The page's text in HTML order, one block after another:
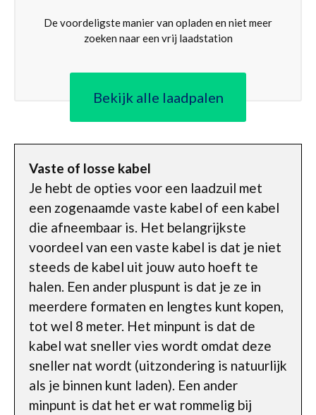
De voordeligste manier van opladen en niet meer
zoeken naar een vrij laadstation
Bekijk alle laadpalen
Vaste of losse kabel
Je hebt de opties voor een laadzuil met
een zogenaamde vaste kabel of een kabel
die afneembaar is. Het belangrijkste
voordeel van een vaste kabel is dat je niet
steeds de kabel uit jouw auto hoeft te
halen. Een ander pluspunt is dat je ze in
meerdere formaten en lengtes kunt kopen,
tot wel 8 meter. Het minpunt is dat de
kabel wat sneller vies wordt omdat deze
sneller nat wordt (uitzondering is natuurlijk
als je binnen kunt laden). Een ander
minpunt is dat het er wat rommelig bij